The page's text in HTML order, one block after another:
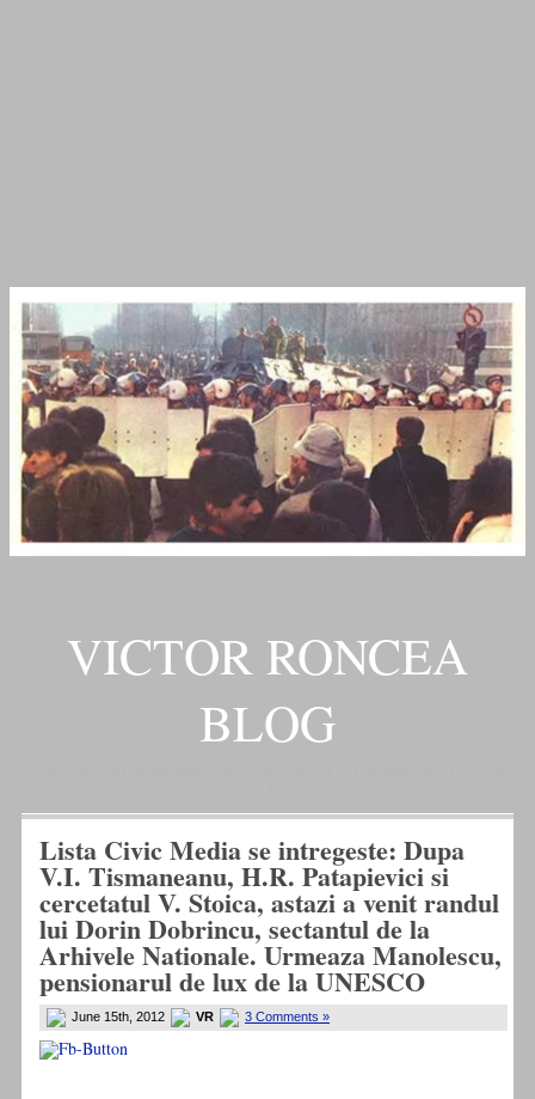
VICTOR RONCEA
BLOG
Lista Civic Media se intregeste: Dupa
V.I. Tismaneanu, H.R. Patapievici si
cercetatul V. Stoica, astazi a venit randul
lui Dorin Dobrincu, sectantul de la
Arhivele Nationale. Urmeaza Manolescu,
pensionarul de lux de la UNESCO
June 15th, 2012 VR 3 Comments »